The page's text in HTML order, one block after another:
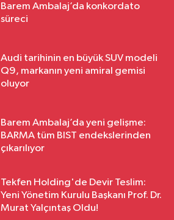
Barem Ambalaj’da konkordato
süreci
Audi tarihinin en büyük SUV modeli
Q9, markanın yeni amiral gemisi
oluyor
Barem Ambalaj’da yeni gelişme:
BARMA tüm BIST endekslerinden
çıkarılıyor
Tekfen Holding'de Devir Teslim:
Yeni Yönetim Kurulu Başkanı Prof. Dr.
Murat Yalçıntaş Oldu!